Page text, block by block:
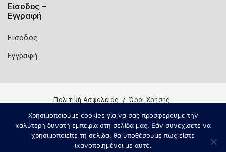
Είσοδος –
Εγγραφή
Είσοδος
Εγγραφή
Πολιτική Ασφάλειας Όροι Χρήσης
Χρησιμοποιούμε cookies για να σας προσφέρουμε την
καλύτερη δυνατή εμπειρία στη σελίδα μας. Εάν συνεχίσετε να
χρησιμοποιείτε τη σελίδα, θα υποθέσουμε πως είστε
ικανοποιημένοι με αυτό.
Copyright 2026 Knowledge A.E.